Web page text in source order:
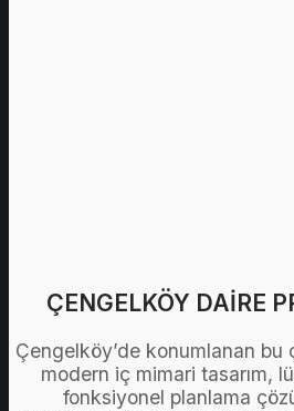
ÇENGELKÖY DAİRE
Çengelköy’de konumlanan bu
modern iç mimari tasarım,
fonksiyonel planlama